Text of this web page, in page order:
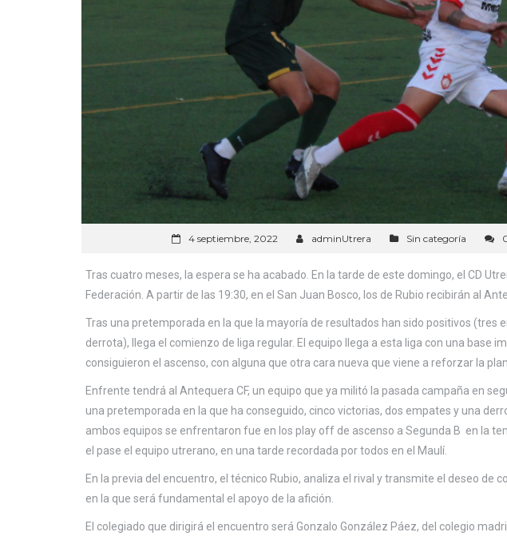
4 septiembre, 2022 adminUtrera Sin categoría
Tras cuatro meses, la espera se ha acabado. En la tarde de este domingo, el CD
Federación. A partir de las 19:30, en el San Juan Bosco, los de Rubio recibirán al
Tras una pretemporada en la que la mayoría de resultados han sido positivos (tres
derrota), llega el comienzo de liga regular. El equipo llega a esta liga con una base
consiguieron el ascenso, con alguna que otra cara nueva que viene a reforzar la
Enfrente tendrá al Antequera CF, un equipo que ya militó la pasada campaña en
una pretemporada en la que ha conseguido, cinco victorias, dos empates y una
ambos equipos se enfrentaron fue en los play off de ascenso a Segunda B en la
el pase el equipo utrerano, en una tarde recordada por todos en el Maulí.
En la previa del encuentro, el técnico Rubio, analiza el rival y transmite el deseo de
en la que será fundamental el apoyo de la afición.
El colegiado que dirigirá el encuentro será Gonzalo González Páez, del colegio